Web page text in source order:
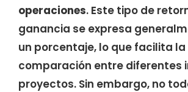
operaciones. Este tipo de
ganancia se expresa
un porcentaje, lo que facilita la
comparación entre diferentes
proyectos. Sin embargo, no